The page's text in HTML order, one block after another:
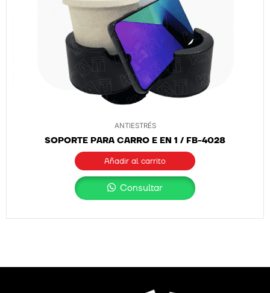
ANTIESTRÉS
SOPORTE PARA CARRO E EN 1 / FB-4028
Añadir al carrito
Consultar